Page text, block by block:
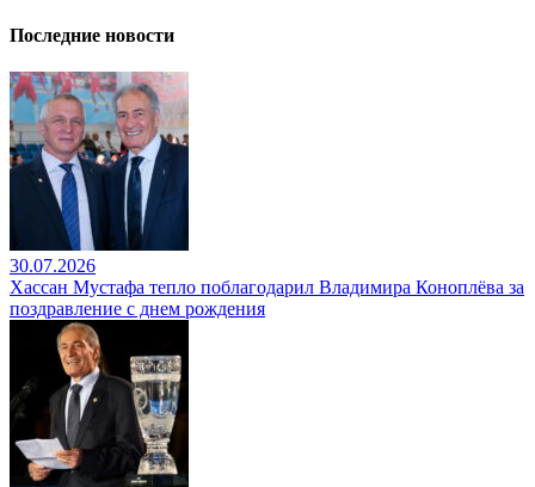
Последние новости
30.07.2026
Хассан Мустафа тепло поблагодарил Владимира Коноплёва за
поздравление с днем рождения